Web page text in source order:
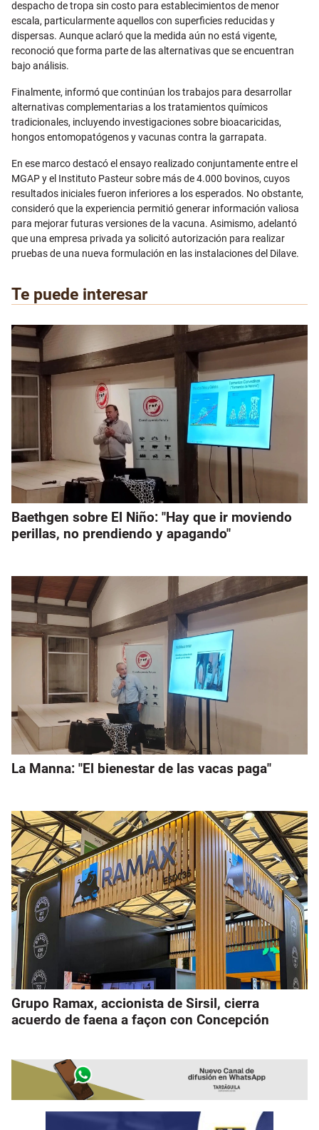
despacho de tropa sin costo para establecimientos de menor
escala, particularmente aquellos con superficies reducidas y
dispersas. Aunque aclaró que la medida aún no está vigente,
reconoció que forma parte de las alternativas que se encuentran
bajo análisis.
Finalmente, informó que continúan los trabajos para desarrollar
alternativas complementarias a los tratamientos químicos
tradicionales, incluyendo investigaciones sobre bioacaricidas,
hongos entomopatógenos y vacunas contra la garrapata.
En ese marco destacó el ensayo realizado conjuntamente entre el
MGAP y el Instituto Pasteur sobre más de 4.000 bovinos, cuyos
resultados iniciales fueron inferiores a los esperados. No obstante,
consideró que la experiencia permitió generar información valiosa
para mejorar futuras versiones de la vacuna. Asimismo, adelantó
que una empresa privada ya solicitó autorización para realizar
pruebas de una nueva formulación en las instalaciones del Dilave.
Te puede interesar
Baethgen sobre El Niño: "Hay que ir moviendo
perillas, no prendiendo y apagando"
La Manna: "El bienestar de las vacas paga"
Grupo Ramax, accionista de Sirsil, cierra
acuerdo de faena a façon con Concepción